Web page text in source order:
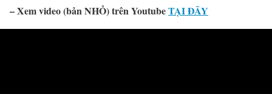
–Xem video (bản NHỎ) trên YoutubeTẠI ĐÂY